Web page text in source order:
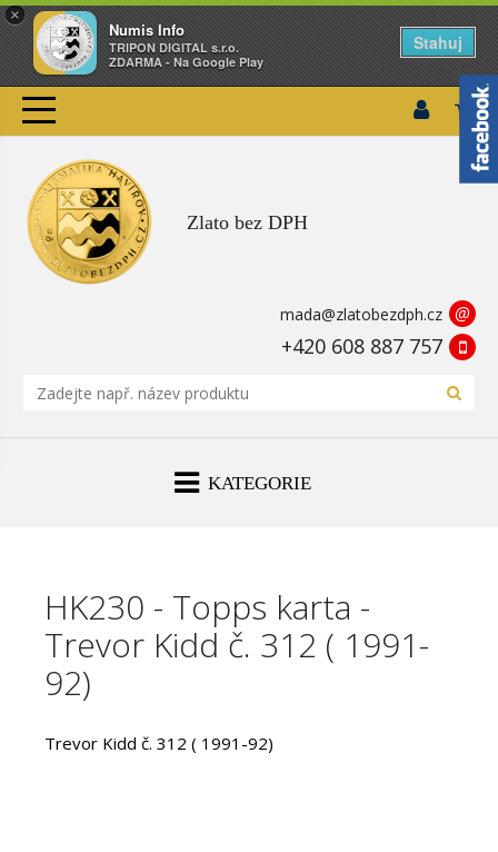
×
Numis Info
TRIPON DIGITAL s.r.o.
ZDARMA - Na Google Play
Stahuj
Zlato bez DPH
mada@zlatobezdph.cz @
+420 608 887 757
KATEGORIE
HK230 - Topps karta -
Trevor Kidd č. 312 ( 1991-
92)
Trevor Kidd č. 312 ( 1991-92)